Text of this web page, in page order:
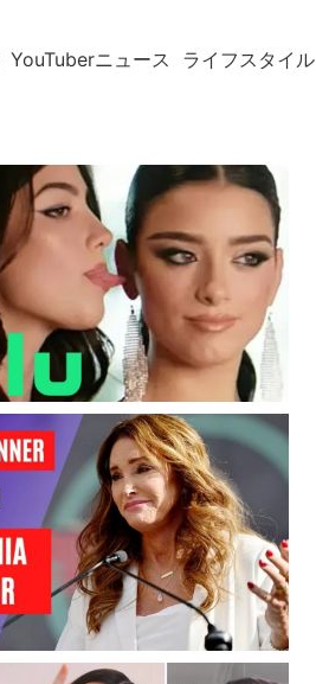
YouTuberニュース ライフスタイル